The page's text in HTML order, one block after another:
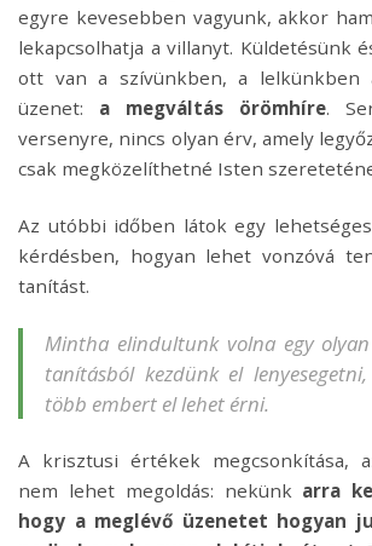
egyre kevesebben vagyunk, akkor
lekapcsolhatja a villanyt. Küldetésünk
ott van a szívünkben, a lelkünkben
üzenet: a megváltás örömhíre.
versenyre, nincs olyan érv, amely
csak megközelíthetné Isten
Az utóbbi időben látok egy
kérdésben, hogyan lehet vonzóvá
tanítást.
Mintha elindultunk volna egy
tanításból kezdünk el
több embert el lehet érni.
A krisztusi értékek megcsonkítása,
nem lehet megoldás: nekünk arra
hogy a meglévő üzenetet hogyan